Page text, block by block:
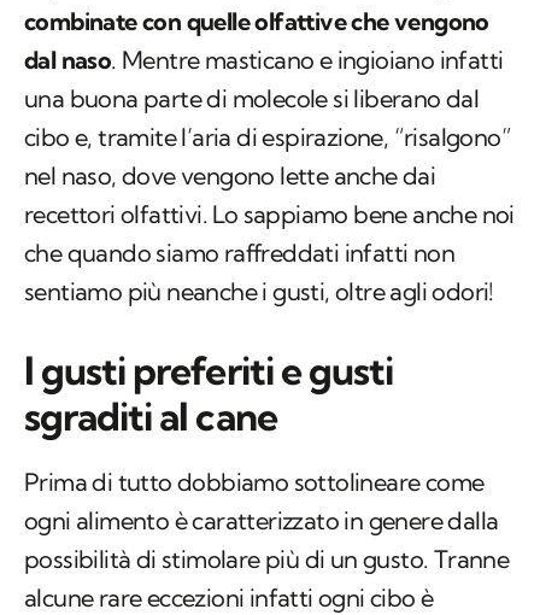
combinate con quelle olfattive che vengono
dal naso. Mentre masticano e ingioiano infatti
una buona parte di molecole si liberano dal
cibo e, tramite l’aria di espirazione, “risalgono”
nel naso, dove vengono lette anche dai
recettori olfattivi. Lo sappiamo bene anche noi
che quando siamo raffreddati infatti non
sentiamo più neanche i gusti, oltre agli odori!
I gusti preferiti e gusti
sgraditi al cane
Prima di tutto dobbiamo sottolineare come
ogni alimento è caratterizzato in genere dalla
possibilità di stimolare più di un gusto. Tranne
alcune rare eccezioni infatti ogni cibo è